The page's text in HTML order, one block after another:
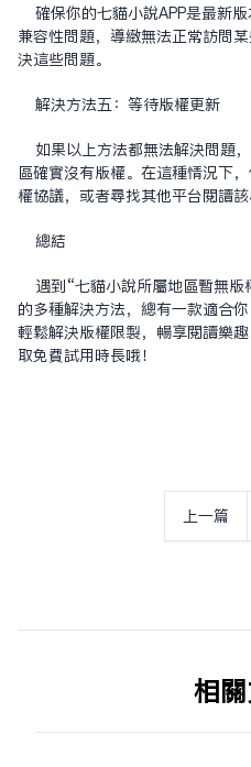
确保你的七猫小说APP是最新
兼容性问题，导致无法正常访问
决这些问题。
解决方法五：等待版权更新
如果以上方法都无法解决问题
区确实没有版权。在这种情况下
权协议，或者寻找其他平台阅读该
总结
遇到“七猫小说所属地区暂无
的多种解决方法，总有一款适合
轻松解决版权限制，畅享阅读乐
取免费试用时长哦！
上一篇
相